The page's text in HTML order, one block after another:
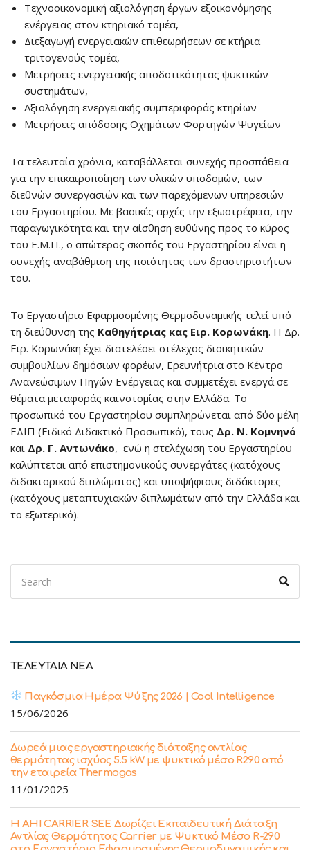
Τεχνοοικονομική αξιολόγηση έργων εξοικονόμησης
ενέργειας στον κτηριακό τομέα,
Διεξαγωγή ενεργειακών επιθεωρήσεων σε κτήρια
τριτογενούς τομέα,
Μετρήσεις ενεργειακής αποδοτικότητας ψυκτικών
συστημάτων,
Αξιολόγηση ενεργειακής συμπεριφοράς κτηρίων
Μετρήσεις απόδοσης Οχημάτων Φορτηγών Ψυγείων
Τα τελευταία χρόνια, καταβάλλεται συνεχής προσπάθεια
για την επικαιροποίηση των υλικών υποδομών, των
διεθνών συνεργασιών και των παρεχόμενων υπηρεσιών
του Εργαστηρίου. Με βασικές αρχές την εξωστρέφεια, την
παραγωγικότητα και την αίσθηση ευθύνης προς το κύρος
του Ε.Μ.Π., ο απώτερος σκοπός του Εργαστηρίου είναι η
συνεχής αναβάθμιση της ποιότητας των δραστηριοτήτων
του.
Το Εργαστήριο Εφαρμοσμένης Θερμοδυναμικής τελεί υπό
τη διεύθυνση της Καθηγήτριας κας Ειρ. Κορωνάκη. Η Δρ.
Ειρ. Κορωνάκη έχει διατελέσει στέλεχος διοικητικών
συμβουλίων δημόσιων φορέων, Ερευνήτρια στο Κέντρο
Ανανεώσιμων Πηγών Ενέργειας και συμμετέχει ενεργά σε
θέματα μεταφοράς καινοτομίας στην Ελλάδα. Το
προσωπικό του Εργαστηρίου συμπληρώνεται από δύο μέλη
ΕΔΙΠ (Ειδικό Διδακτικό Προσωπικό), τους Δρ. Ν. Κομνηνό
και Δρ. Γ. Αντωνάκο, ενώ η στελέχωση του Εργαστηρίου
καλύπτεται από επιστημονικούς συνεργάτες (κατόχους
διδακτορικού διπλώματος) και υποψήφιους διδάκτορες
(κατόχους μεταπτυχιακών διπλωμάτων από την Ελλάδα και
το εξωτερικό).
Search
for:
ΤΕΛΕΥΤΑΙΑ ΝΕΑ
Παγκόσμια Ημέρα Ψύξης 2026 | Cool Intelligence
15/06/2026
Δωρεά μιας εργαστηριακής διάταξης αντλίας
θερμότητας ισχύος 5.5 kW με ψυκτικό μέσο R290 από
την εταιρεία Thermogas
11/01/2025
Η ΑΗΙ CARRIER SEE Δωρίζει Εκπαιδευτική Διάταξη
Αντλίας Θερμότητας Carrier με Ψυκτικό Μέσο R-290